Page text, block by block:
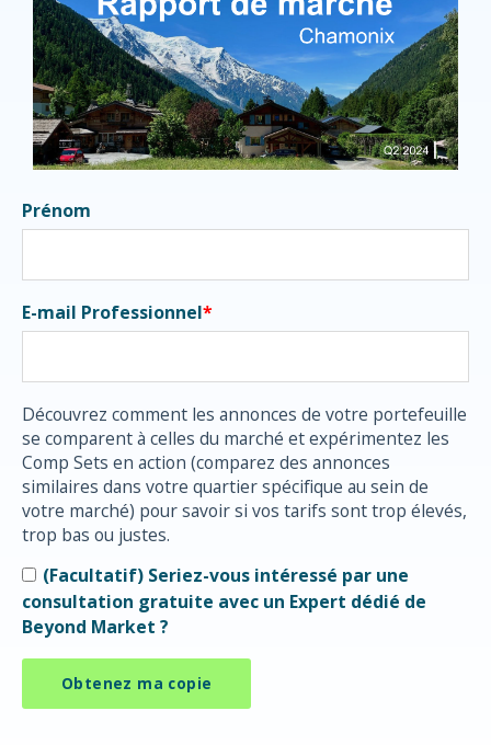
Prénom
E-mail Professionnel*
Découvrez comment les annonces de votre portefeuille
se comparent à celles du marché et expérimentez les
Comp Sets en action (comparez des annonces
similaires dans votre quartier spécifique au sein de
votre marché) pour savoir si vos tarifs sont trop élevés,
trop bas ou justes.
(Facultatif) Seriez-vous intéressé par une
consultation gratuite avec un Expert dédié de
Beyond Market ?